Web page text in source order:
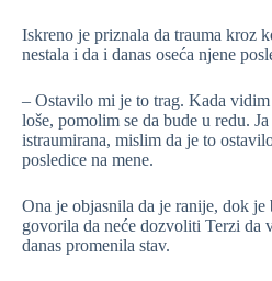
Iskreno je priznala da trauma kroz
nestala i da i danas oseća njene
– Ostavilo mi je to trag. Kada
loše, pomolim se da bude u redu.
istraumirana, mislim da je to
posledice na mene.
Ona je objasnila da je ranije, dok je
govorila da neće dozvoliti Terzi da
danas promenila stav.